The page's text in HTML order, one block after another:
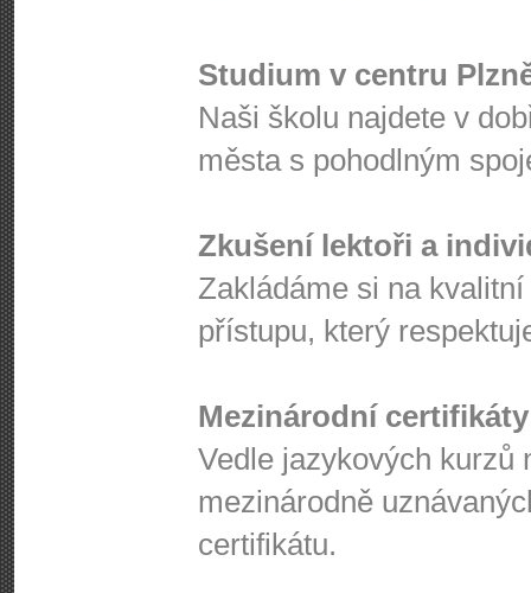
Studium v centru
Naši školu najdete v
města s pohodlným
Zkušení lektoři a
Zakládáme si na
přístupu, který
Mezinárodní certifikáty
Vedle jazykových kurzů
mezinárodně
certifikátu.